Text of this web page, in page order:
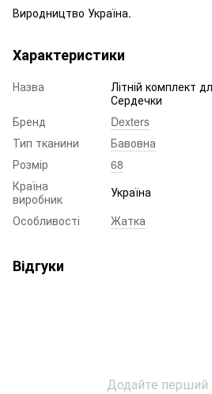
Виродництво Україна.
Характеристики
Назва
Літній комплект
Сердечки
Бренд
Dexters
Тип тканини
Бавовна
Розмір
68
Країна
виробник
Україна
Особливості
Жатка
Відгуки
Додайте перший